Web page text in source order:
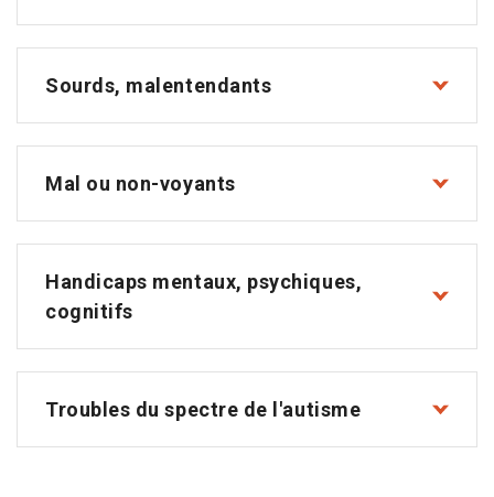
Sourds, malentendants
Mal ou non-voyants
Handicaps mentaux, psychiques,
cognitifs
Troubles du spectre de l'autisme